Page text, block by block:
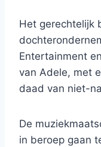
Het gerechtelijk
Entertainment
van Adele, met
daad van niet-
De
in beroep gaan